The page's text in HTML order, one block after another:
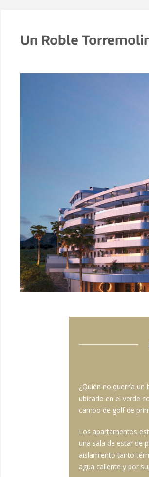
Un Roble
¿Quién no querría
ubicado en el verde
campo de golf de
Los apartamentos
una sala de estar de
aislamiento tanto
agua caliente y por